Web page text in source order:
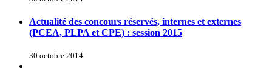
Actualité des concours réservés, internes et externes
(PCEA, PLPA et CPE) : session 2015
30 octobre 2014